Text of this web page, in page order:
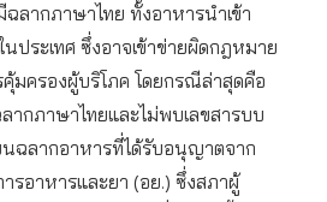
ลากภาษาไทย ทั้งอาหารนำเข้า
ประเทศ ซึ่งอาจเข้าข่ายผิดกฎหมาย
มครองผู้บริโภค โดยกรณีล่าสุดคือ
กภาษาไทยและไม่พบเลขสารบบ
นฉลากอาหารที่ได้รับอนุญาตจาก
อาหารและยา (อย.) ซึ่งสภาผู้